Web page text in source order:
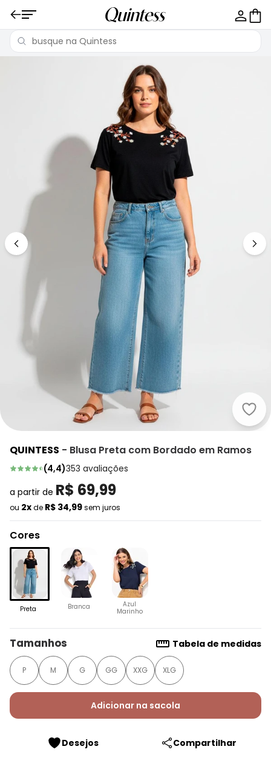
QUINTESS - Blusa Preta com Bordado em Ramos
(4,4)353 avaliações
a partir de R$ 69,99
ou 2xde R$ 34,99sem juros
Cores
Preta Branca
Azul
Marinho
Tamanhos Tabela de medidas
P M G GG XXG XLG
Adicionar na sacola
Desejos Compartilhar